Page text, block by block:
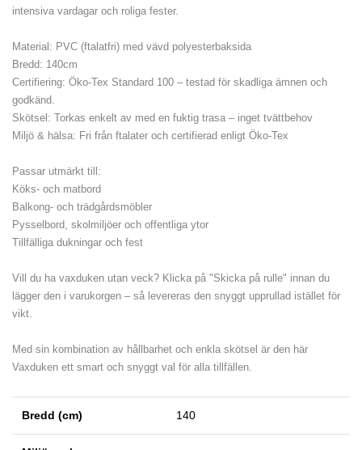
intensiva vardagar och roliga fester.
Material: PVC (ftalatfri) med vävd polyesterbaksida
Bredd: 140cm
Certifiering: Öko-Tex Standard 100 – testad för skadliga ämnen och
godkänd.
Skötsel: Torkas enkelt av med en fuktig trasa – inget tvättbehov
Miljö & hälsa: Fri från ftalater och certifierad enligt Öko-Tex
Passar utmärkt till:
Köks- och matbord
Balkong- och trädgårdsmöbler
Pysselbord, skolmiljöer och offentliga ytor
Tillfälliga dukningar och fest
Vill du ha vaxduken utan veck? Klicka på "Skicka på rulle" innan du
lägger den i varukorgen – så levereras den snyggt upprullad istället för
vikt.
Med sin kombination av hållbarhet och enkla skötsel är den här
Vaxduken ett smart och snyggt val för alla tillfällen.
Bredd (cm) 140